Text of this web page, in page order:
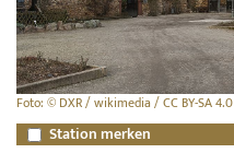
Foto: © DXR / wikimedia / CC BY-SA 4.0
Station merken